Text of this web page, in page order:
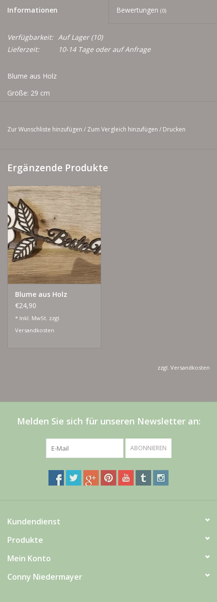
Ledertasche Herzform
Kropfkette *designed by me*
Informationen Bewertungen (0)
Verfügbarkeit: Auf Lager(10)
Lieferzeit:
10-14 Tage oder auf Anfrage
Blume aus Holz
Größe: 29 cm
Zur Wunschliste hinzufügen / Zum Vergleich hinzufügen / Drucken
Ergänzende Produkte
Blume aus Holz
€24,90
* Inkl. MwSt. zzgl.
Versandkosten
zzgl. Versandkosten
Melden Sie sich für unseren Newsletter an:
ABONNIEREN
Kundendienst
Produkte
Mein Konto
Conny Niedermayer